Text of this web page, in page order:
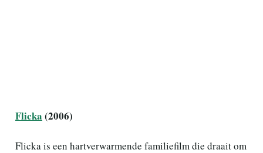
Flicka (2006)
Flicka is een hartverwarmende familiefilm die draait om